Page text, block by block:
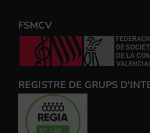
FSMCV
REGISTRE DE GRUPS